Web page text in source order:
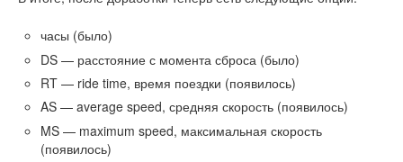
часы (было)
DS — расстояние с момента сброса (было)
RT — ride time, время поездки (появилось)
AS — average speed, средняя скорость (появилось)
MS — maximum speed, максимальная скорость
(появилось)